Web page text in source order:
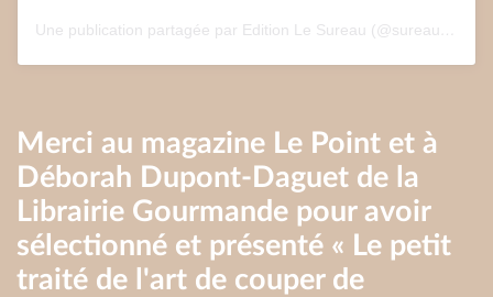
Une publication partagée par Edition Le Sureau (@sureau.edition)
Merci au magazine Le Point et à
Déborah Dupont-Daguet de la
Librairie Gourmande pour avoir
sélectionné et présenté « Le petit
traité de l'art de couper de